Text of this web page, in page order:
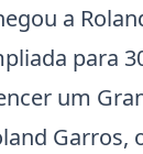
a
para
um
Garros,